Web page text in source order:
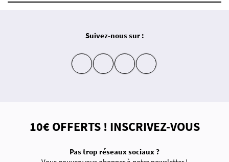
Suivez-nous sur :
insta fb yt in
10€ OFFERTS ! INSCRIVEZ-VOUS
Pas trop réseaux sociaux ?